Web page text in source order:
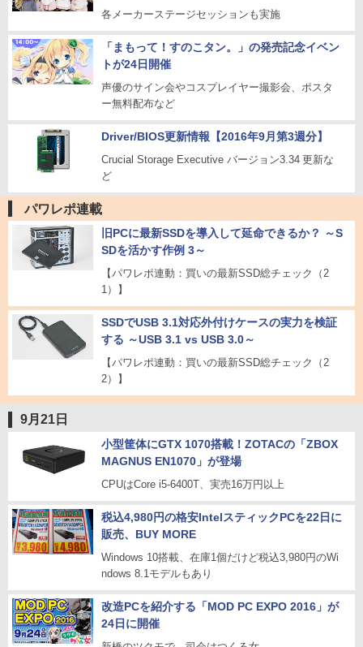
各メーカーステージセッションも実施
「まもって！すのこタン。」の発売記念イベン
トが24日開催
声優のサイン会やコスプレイヤー撮影会、ポスタ
ー無料配布など
Driver/BIOS更新情報【2016年9月第3週分】
Crucial Storage Executive バージョン3.34 更新な
ど
パワレポ連載
旧PCに最新SSDを導入して延命できるか？ ～S
SDを活かす作例 3～
【パワレポ連動：買いの最新SSD総チェック（2
1）】
SSDでUSB 3.1対応外付けケースの実力を検証
する ～USB 3.1 vs USB 3.0～
【パワレポ連動：買いの最新SSD総チェック（2
2）】
9月21日
小型筐体にGTX 1070搭載！ZOTACの「ZBOX
MAGNUS EN1070」が登場
CPUはCore i5-6400T、実売16万円以上
税込4,980円の格安IntelスティックPCを22日に
販売、BUY MORE
Windows 10搭載、在庫1個だけど税込3,980円のWi
ndows 8.1モデルもあり
改造PCを紹介する「MOD PC EXPO 2016」が
24日に開催